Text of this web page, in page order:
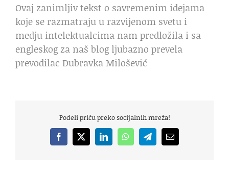
Ovaj zanimljiv tekst o savremenim idejama
koje se razmatraju u razvijenom svetu i
medju intelektualcima nam predložila i sa
engleskog za naš blog ljubazno prevela
prevodilac Dubravka Milošević
Podeli priču preko socijalnih mreža!
Facebook
X LinkedInWhatsAppTelegramEmail